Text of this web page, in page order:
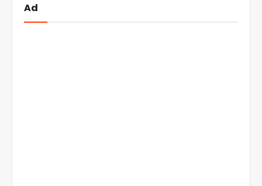
Ad